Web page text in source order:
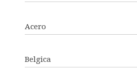
Acero
Belgica